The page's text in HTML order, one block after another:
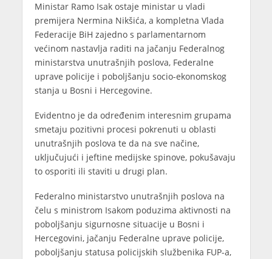
Ministar Ramo Isak ostaje ministar u vladi
premijera Nermina Nikšića, a kompletna Vlada
Federacije BiH zajedno s parlamentarnom
većinom nastavlja raditi na jačanju Federalnog
ministarstva unutrašnjih poslova, Federalne
uprave policije i poboljšanju socio-ekonomskog
stanja u Bosni i Hercegovine.
Evidentno je da određenim interesnim grupama
smetaju pozitivni procesi pokrenuti u oblasti
unutrašnjih poslova te da na sve načine,
uključujući i jeftine medijske spinove, pokušavaju
to osporiti ili staviti u drugi plan.
Federalno ministarstvo unutrašnjih poslova na
čelu s ministrom Isakom poduzima aktivnosti na
poboljšanju sigurnosne situacije u Bosni i
Hercegovini, jačanju Federalne uprave policije,
poboljšanju statusa policijskih službenika FUP-a,